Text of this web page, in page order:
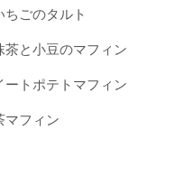
ごのタルト
と小豆のマフィン
ートポテトマフィン
マフィン